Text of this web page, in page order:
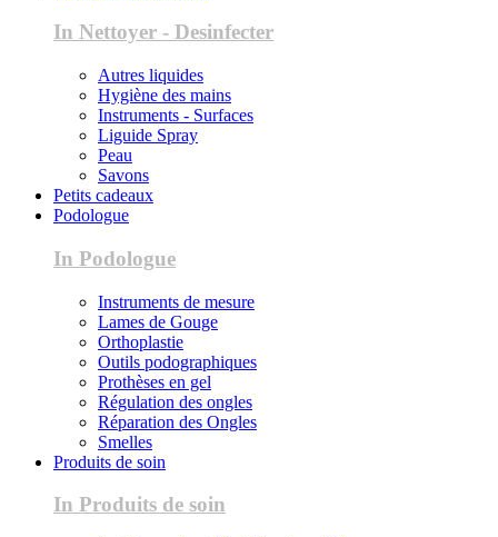
In Nettoyer - Desinfecter
Autres liquides
Hygiène des mains
Instruments - Surfaces
Liguide Spray
Peau
Savons
Petits cadeaux
Podologue
In Podologue
Instruments de mesure
Lames de Gouge
Orthoplastie
Outils podographiques
Prothèses en gel
Régulation des ongles
Réparation des Ongles
Smelles
Produits de soin
In Produits de soin